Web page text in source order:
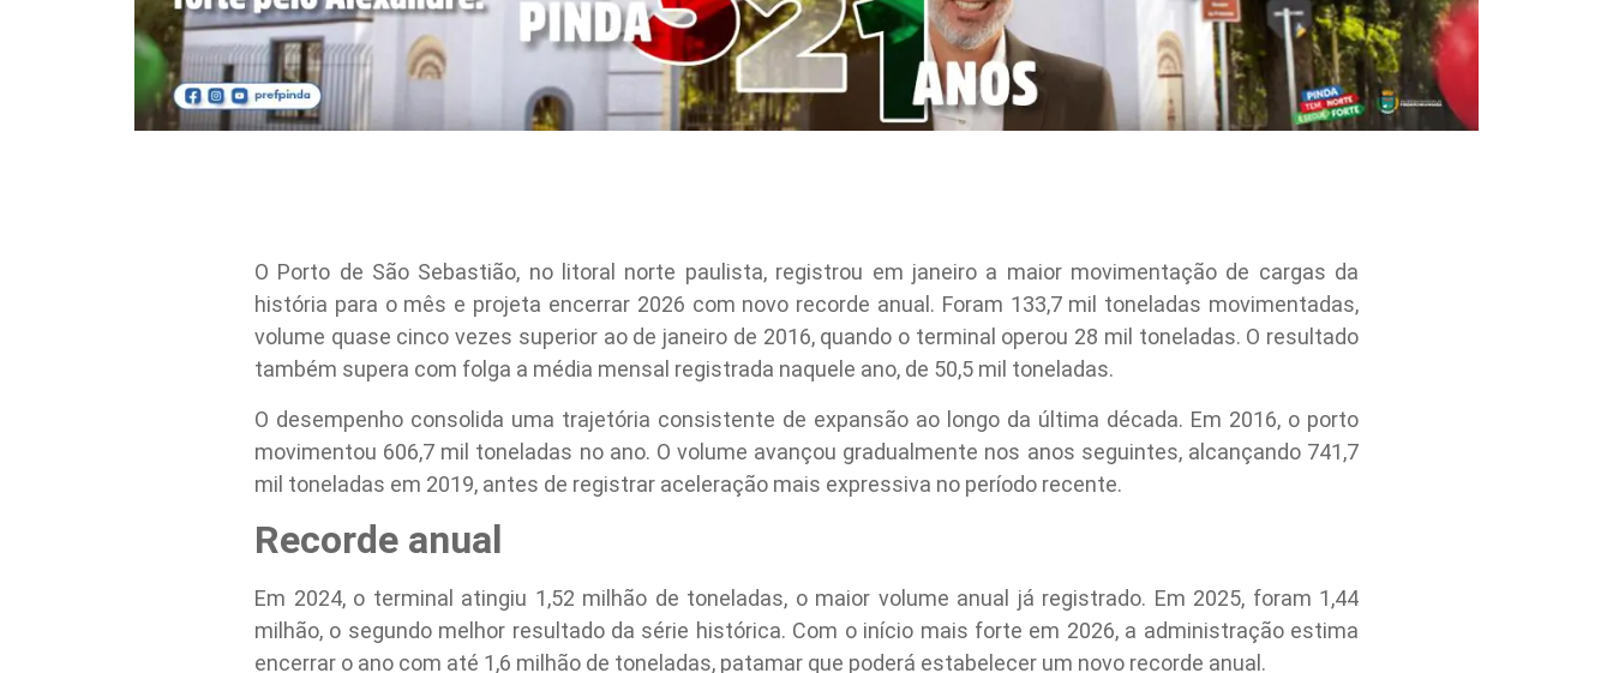
O Porto de São Sebastião, no litoral norte paulista, registrou em janeiro a maior movimentação de cargas da
história para o mês e projeta encerrar 2026 com novo recorde anual. Foram 133,7 mil toneladas movimentadas,
volume quase cinco vezes superior ao de janeiro de 2016, quando o terminal operou 28 mil toneladas. O resultado
também supera com folga a média mensal registrada naquele ano, de 50,5 mil toneladas.
O desempenho consolida uma trajetória consistente de expansão ao longo da última década. Em 2016, o porto
movimentou 606,7 mil toneladas no ano. O volume avançou gradualmente nos anos seguintes, alcançando 741,7
mil toneladas em 2019, antes de registrar aceleração mais expressiva no período recente.
Recorde anual
Em 2024, o terminal atingiu 1,52 milhão de toneladas, o maior volume anual já registrado. Em 2025, foram 1,44
milhão, o segundo melhor resultado da série histórica. Com o início mais forte em 2026, a administração estima
encerrar o ano com até 1,6 milhão de toneladas, patamar que poderá estabelecer um novo recorde anual.